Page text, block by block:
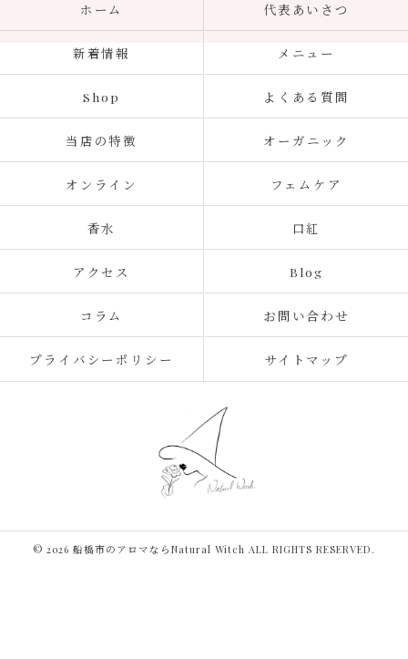
ホーム 代表あいさつ
新着情報 メニュー
Shop よくある質問
当店の特徴 オーガニック
オンライン フェムケア
香水 口紅
アクセス Blog
コラム お問い合わせ
プライバシーポリシー サイトマップ
© 2026 船橋市のアロマならNatural Witch ALL RIGHTS RESERVED.